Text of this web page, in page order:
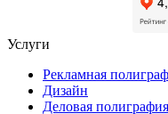
Услуги
Рекламная
Дизайн
Деловая полиграфия